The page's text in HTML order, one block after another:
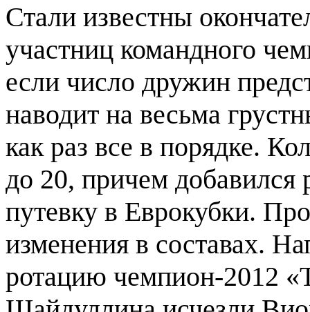
Стали известны
участниц командного
если число дружин
наводит на весьма
как раз все в порядке.
до 20, причем добавился
путевку в Еврокубки.
изменения в составах.
ротацию чемпион-2012